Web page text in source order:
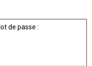
de passe :